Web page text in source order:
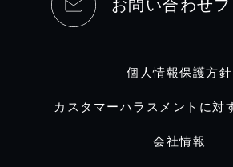
お問い合わせ
個人情報保護方針
カスタマーハラスメントに対
会社情報